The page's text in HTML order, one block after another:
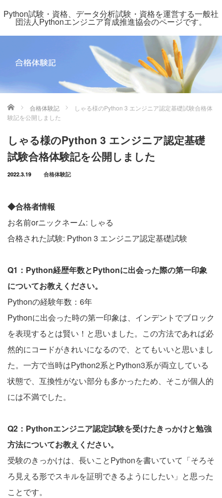
Python試験・資格、データ分析試験・資格を運営する一般社
団法人Pythonエンジニア育成推進協会のページです。
ホーム 合格体験記
しゃる様のPython 3 エンジニア認定基礎試験合格体
験記を公開しました
しゃる様のPython 3 エンジニア認定基礎
試験合格体験記を公開しました
2022.3.19 合格体験記
◆合格者情報
お名前orニックネーム: しゃる
合格された試験: Python 3 エンジニア認定基礎試験
Q1：Python経歴年数とPythonに出会った際の第一印象
についてお教えください。
Pythonの経験年数：6年
Pythonに出会った時の第一印象は、インデントでブロック
を表現するとは賢い！と思いました。この方法であれば必
然的にコードがきれいになるので、とてもいいと思いまし
た。一方で当時はPython2系とPython3系が両立している
状態で、互換性がない部分も多かったため、そこが個人的
には不満でした。
Q2：Pythonエンジニア認定試験を受けたきっかけと勉強
方法についてお教えください。
受験のきっかけは、長いことPythonを書いていて「そろそ
ろ見える形でスキルを証明できるようにしたい」と思った
ことです。